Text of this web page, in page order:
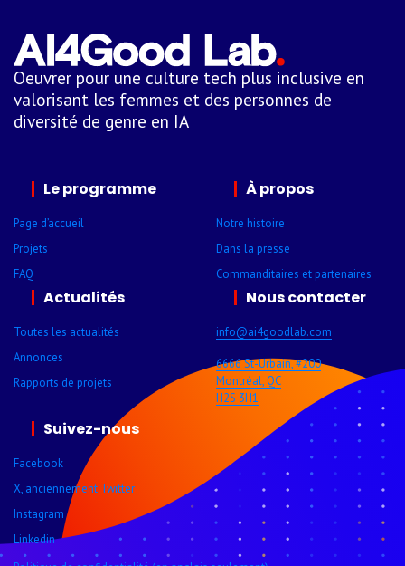
Oeuvrer pour une culture tech plus inclusive en
valorisant les femmes et des personnes de
diversité de genre en IA
Le programme
Page d’accueil
Projets
FAQ
À propos
Notre histoire
Dans la presse
Comman­ditaires et parte­naires
Actualités
Toutes les actualités
Annonces
Rapports de projets
Nous contacter
info@ai4goodlab­.com
6666 St-Urbain, #200
Montréal, QC
H2S 3H1
Suivez-nous
Facebook
X, anciennement Twitter
Instagram
Linkedin